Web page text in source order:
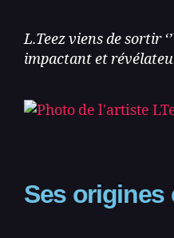
L.Teez viens de sortir
impactant et
Ses origines